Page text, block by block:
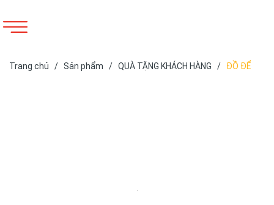
Trang chủ / Sản phẩm / QUÀ TẶNG KHÁCH HÀNG /
ĐỒ ĐỂ